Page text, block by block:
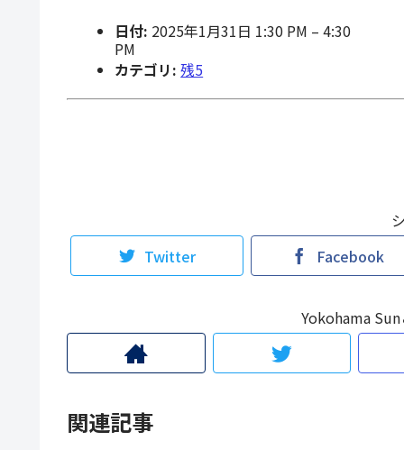
日付: 2025年1月31日 1:30 PM –4:30
PM
カテゴリ: 残5
Twitter
Facebook
Yokohama
関連記事